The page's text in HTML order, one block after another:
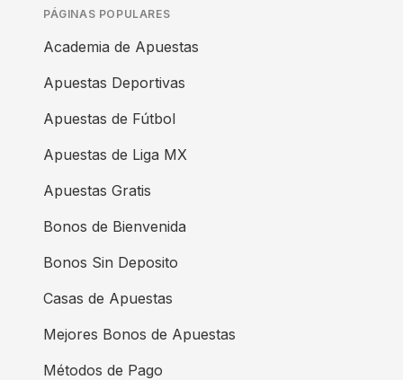
PÁGINAS POPULARES
Academia de Apuestas
Apuestas Deportivas
Apuestas de Fútbol
Apuestas de Liga MX
Apuestas Gratis
Bonos de Bienvenida
Bonos Sin Deposito
Casas de Apuestas
Mejores Bonos de Apuestas
Métodos de Pago